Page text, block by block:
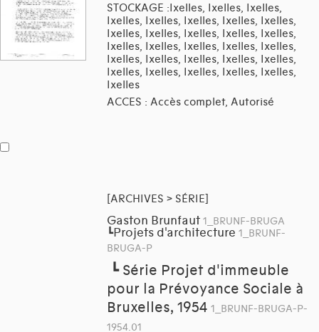
STOCKAGE :Ixelles, Ixelles, Ixelles,
Ixelles, Ixelles, Ixelles, Ixelles, Ixelles,
Ixelles, Ixelles, Ixelles, Ixelles, Ixelles,
Ixelles, Ixelles, Ixelles, Ixelles, Ixelles,
Ixelles, Ixelles, Ixelles, Ixelles, Ixelles,
Ixelles, Ixelles, Ixelles, Ixelles, Ixelles,
Ixelles
ACCES : Accès complet, Autorisé
[ARCHIVES > SÉRIE]
Gaston Brunfaut 1_BRUNF-BRUGA
┗Projets d'architecture 1_BRUNF-
BRUGA-P
┗ Série Projet d'immeuble
pour la Prévoyance Sociale à
Bruxelles, 1954 1_BRUNF-BRUGA-P-
1954.01